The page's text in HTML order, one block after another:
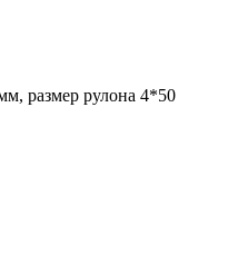
размер рулона 4*50